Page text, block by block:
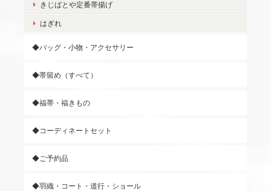
きじばとや定番帯揚げ
はぎれ
◆バッグ・小物・アクセサリー
◆帯留め（すべて）
◆福帯・福きもの
◆コーディネートセット
◆ご予約品
◆羽織・コート・道行・ショール